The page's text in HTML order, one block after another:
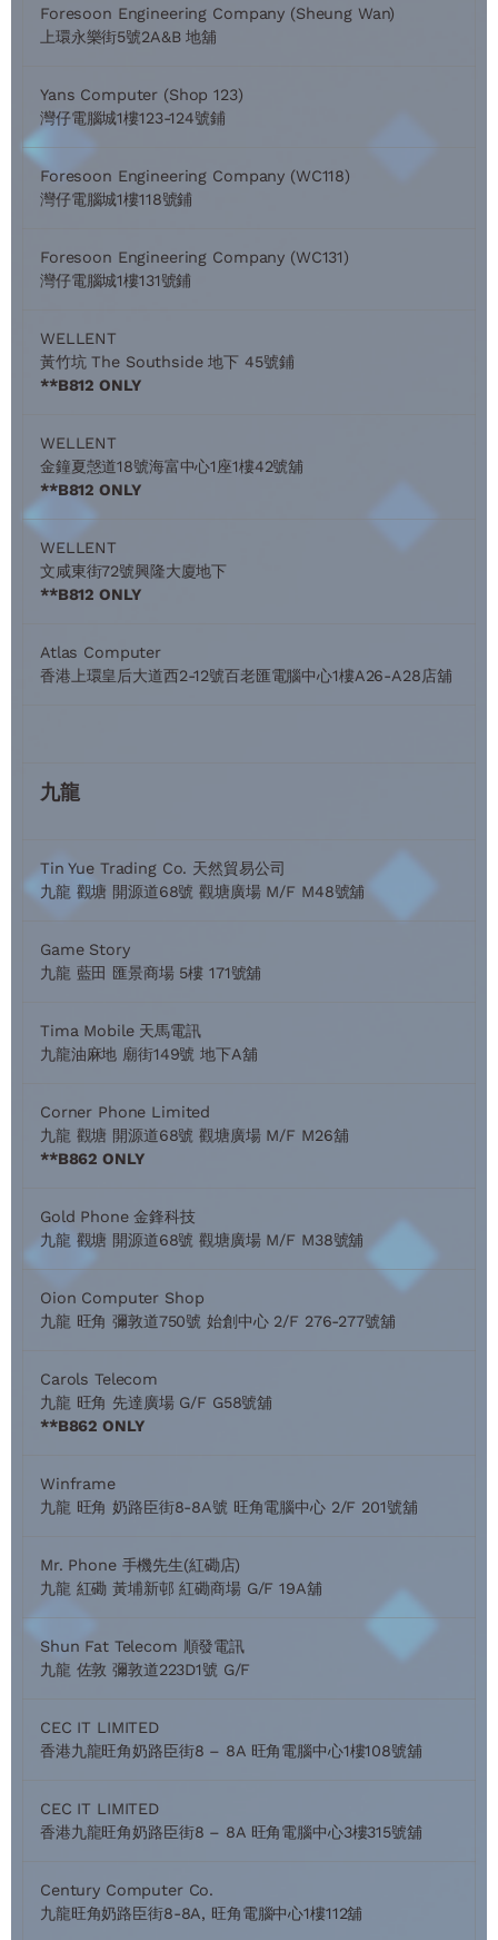
Foresoon Engineering Company (Sheung Wan)
上環永樂街5號2A&B 地舖
Yans Computer (Shop 123)
灣仔電腦城1樓123-124號鋪
Foresoon Engineering Company (WC118)
灣仔電腦城1樓118號鋪
Foresoon Engineering Company (WC131)
灣仔電腦城1樓131號鋪
WELLENT
黃竹坑 The Southside 地下 45號鋪
**B812 ONLY
WELLENT
金鐘夏愨道18號海富中心1座1樓42號舖
**B812 ONLY
WELLENT
文咸東街72號興隆大廈地下
**B812 ONLY
Atlas Computer
香港上環皇后大道西2-12號百老匯電腦中心1樓A26-A28店舖
九龍
Tin Yue Trading Co. 天然貿易公司
九龍 觀塘 開源道68號 觀塘廣場 M/F M48號舖
Game Story
九龍 藍田 匯景商場 5樓 171號舖
Tima Mobile 天馬電訊
九龍油麻地 廟街149號 地下A舖
Corner Phone Limited
九龍 觀塘 開源道68號 觀塘廣場 M/F M26舖
**B862 ONLY
Gold Phone 金鋒科技
九龍 觀塘 開源道68號 觀塘廣場 M/F M38號舖
Oion Computer Shop
九龍 旺角 彌敦道750號 始創中心 2/F 276-277號舖
Carols Telecom
九龍 旺角 先達廣場 G/F G58號舖
**B862 ONLY
Winframe
九龍 旺角 奶路臣街8-8A號 旺角電腦中心 2/F 201號舖
Mr. Phone 手機先生(紅磡店)
九龍 紅磡 黃埔新邨 紅磡商場 G/F 19A舖
Shun Fat Telecom 順發電訊
九龍 佐敦 彌敦道223D1號 G/F
CEC IT LIMITED
香港九龍旺角奶路臣街8 – 8A 旺角電腦中心1樓108號舖
CEC IT LIMITED
香港九龍旺角奶路臣街8 – 8A 旺角電腦中心3樓315號舖
Century Computer Co.
九龍旺角奶路臣街8-8A, 旺角電腦中心1樓112舖